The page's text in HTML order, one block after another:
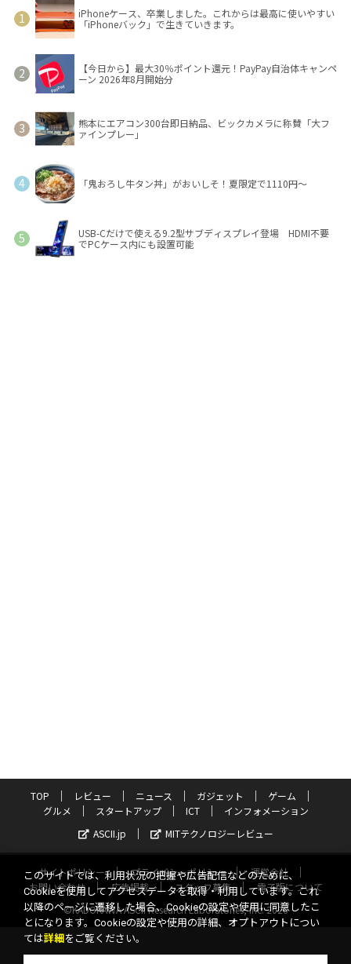
iPhoneケース、卒業しました。これからは最高に使いやすい
「iPhoneバック」で生きていきます。
【今日から】最大30％ポイント還元！PayPay自治体キャンペ
ーン 2026年8月開始分
熊本にエアコン300台即日納品、ビックカメラに称賛「大フ
ァインプレー」
「鬼おろし牛タン丼」がおいしそ！夏限定で1110円～
USB-Cだけで使える9.2型サブディスプレイ登場 HDMI不要
でPCケース内にも設置可能
TOP レビュー ニュース ガジェット
ゲーム
グルメ
スタートアップ ICT
インフォメーション
ASCII.jp
MITテクノロジーレビュー
サイトポリシー プライバシーポリシー
運営会社
お問い合わせ
広告掲載 スタッフ募集
電子版について
©KADOKAWA ASCII Research Laboratories, Inc. 2026
このサイトでは、利用状況の把握や広告配信などのために、
Cookieを使用してアクセスデータを取得・利用しています。これ
以降のページに遷移した場合、Cookieの設定や使用に同意したこ
とになります。Cookieの設定や使用の詳細、オプトアウトについ
ては詳細 をご覧ください。